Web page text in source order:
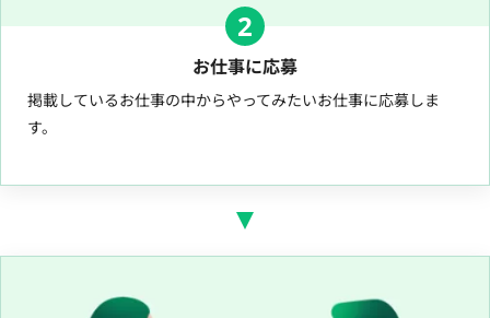
2
お仕事に応募
掲載しているお仕事の中からやってみたいお仕事に応募しま
す。